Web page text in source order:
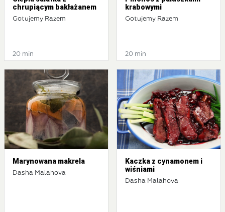
chrupiącym bakłażanem
Gotujemy Razem
20 min
krabowymi
Gotujemy Razem
20 min
Marynowana makrela
Dasha Malahova
Kaczka z cynamonem i
wiśniami
Dasha Malahova